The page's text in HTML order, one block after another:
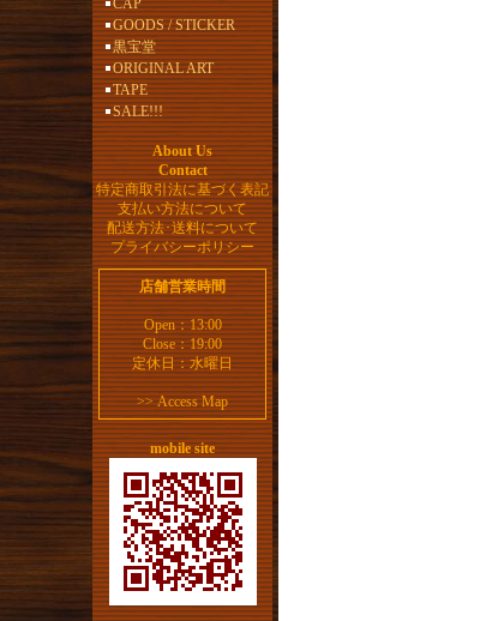
CAP
GOODS / STICKER
黒宝堂
ORIGINAL ART
TAPE
SALE!!!
About Us
Contact
特定商取引法に基づく表記
支払い方法について
配送方法･送料について
プライバシーポリシー
店舗営業時間
Open：13:00
Close：19:00
定休日：水曜日
>>Access Map
mobile site